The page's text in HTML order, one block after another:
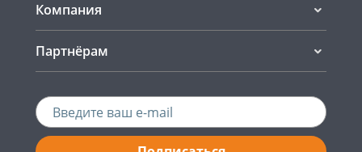
Компания
Партнёрам